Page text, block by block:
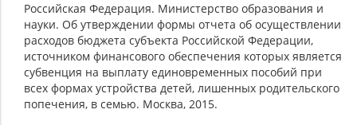
Российская Федерация. Министерство образования и
науки. Об утверждении формы отчета об осуществлении
расходов бюджета субъекта Российской Федерации,
источником финансового обеспечения которых является
субвенция на выплату единовременных пособий при
всех формах устройства детей, лишенных родительского
попечения, в семью. Москва, 2015.